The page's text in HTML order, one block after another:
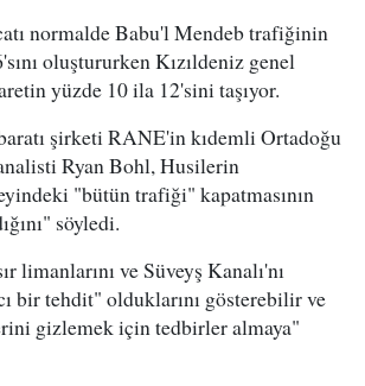
normalde Babu'l Mendeb trafiğinin
oluştururken Kızıldeniz genel
yüzde 10 ila 12'sini taşıyor.
şirketi RANE'in kıdemli Ortadoğu
Ryan Bohl, Husilerin
"bütün trafiği" kapatmasının
söyledi.
limanlarını ve Süveyş Kanalı'nı
bir tehdit" olduklarını gösterebilir ve
gizlemek için tedbirler almaya"